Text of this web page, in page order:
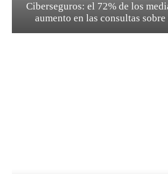
Ciberseguros: el 72% de los
aumento en las consultas